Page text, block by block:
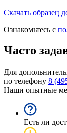
Скачать образец
Ознакомьтесь с
Часто
Для
по телефону 8
Наши опытные
Есть ли